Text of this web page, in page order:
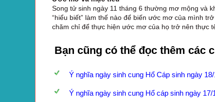
Song tử sinh ngày 11 tháng 6 thường mơ mộng và
“hiểu biết” làm thế nào để biến ước mơ của mình
chăm chỉ để thực hiện ước mơ của họ trở nên thực
Bạn cũng có thể đọc thêm các
Ý nghĩa ngày sinh cung Hổ Cáp sinh ngày 18/
Ý nghĩa ngày sinh cung Hổ cáp sinh ngày 17/